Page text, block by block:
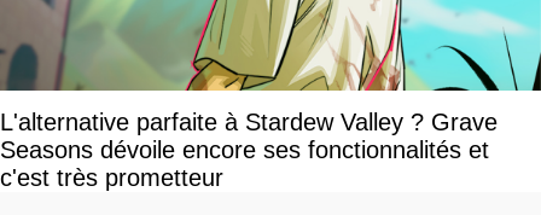
L'alternative parfaite à Stardew Valley ? Grave
Seasons dévoile encore ses fonctionnalités et
c'est très prometteur